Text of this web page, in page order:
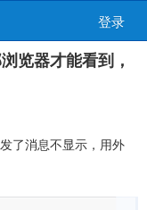
登录
览器才能看到，
了消息不显示，用外